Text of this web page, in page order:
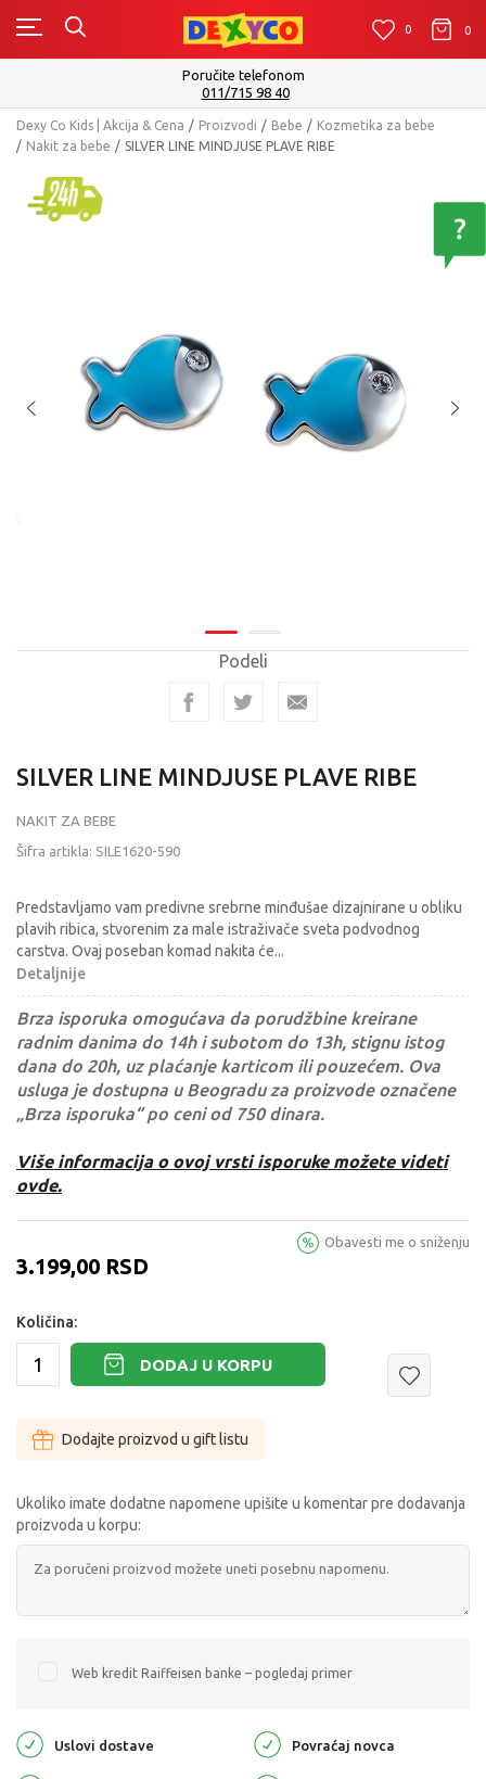
0 0 0
Poručite telefonom
011/715 98 40
Dexy Co Kids | Akcija & Cena Proizvodi Bebe
Kozmetika za bebe
Nakit za bebe
SILVER LINE MINDJUSE PLAVE RIBE
Podeli
SILVER LINE MINDJUSE PLAVE RIBE
NAKIT ZA BEBE
Šifra artikla: SILE1620-590
Predstavljamo vam predivne srebrne minđušae dizajnirane u obliku
plavih ribica, stvorenim za male istraživače sveta podvodnog
carstva. Ovaj poseban komad nakita će...
Detaljnije
Brza isporuka omogućava da porudžbine kreirane
radnim danima do 14h i subotom do 13h, stignu istog
dana do 20h, uz plaćanje karticom ili pouzećem. Ova
usluga je dostupna u Beogradu za proizvode označene
„Brza isporuka“ po ceni od 750 dinara.
Više informacija o ovoj vrsti isporuke možete videti
ovde.
3.199,00 RSD
Obavesti me o sniženju
Količina:
DODAJ U KORPU
Dodajte proizvod u gift listu
Ukoliko imate dodatne napomene upišite u komentar pre dodavanja
proizvoda u korpu:
Web kredit Raiffeisen banke – pogledaj primer
Uslovi dostave Povraćaj novca